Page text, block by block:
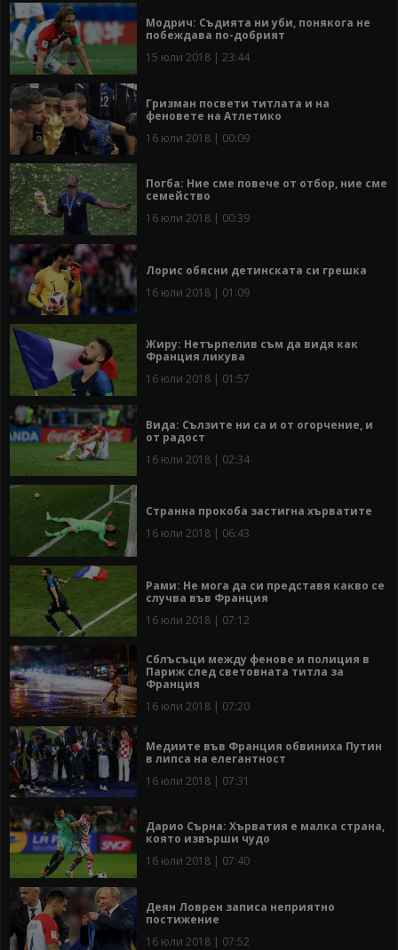
Модрич: Съдията ни уби, понякога не
побеждава по-добрият
15 юли 2018 | 23:44
Гризман посвети титлата и на
феновете на Атлетико
16 юли 2018 | 00:09
Погба: Ние сме повече от отбор, ние сме
семейство
16 юли 2018 | 00:39
Лорис обясни детинската си грешка
16 юли 2018 | 01:09
Жиру: Нетърпелив съм да видя как
Франция ликува
16 юли 2018 | 01:57
Вида: Сълзите ни са и от огорчение, и
от радост
16 юли 2018 | 02:34
Странна прокоба застигна хърватите
16 юли 2018 | 06:43
Рами: Не мога да си представя какво се
случва във Франция
16 юли 2018 | 07:12
Сблъсъци между фенове и полиция в
Париж след световната титла за
Франция
16 юли 2018 | 07:20
Медиите във Франция обвиниха Путин
в липса на елегантност
16 юли 2018 | 07:31
Дарио Сърна: Хърватия е малка страна,
която извърши чудо
16 юли 2018 | 07:40
Деян Ловрен записа неприятно
постижение
16 юли 2018 | 07:52